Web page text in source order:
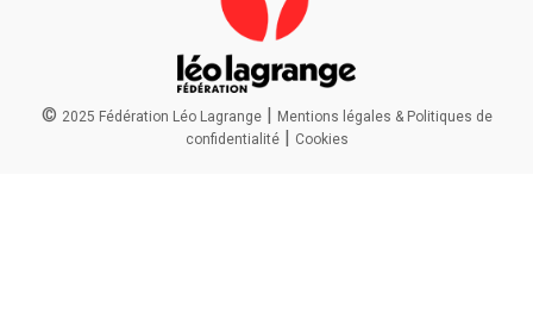
© 2025 Fédération Léo Lagrange| Mentions légales & Politiques de
confidentialité| Cookies